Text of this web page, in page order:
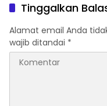
Tinggalkan
Alamat email Anda
wajib ditandai *